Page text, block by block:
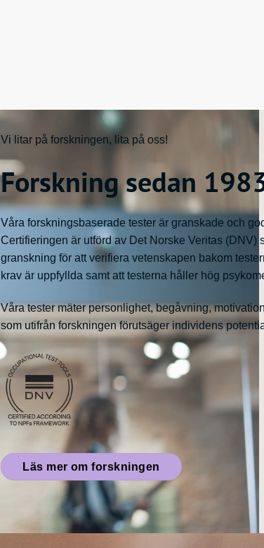
Vi litar på forskningen, lita på oss!
Forskning sedan
Våra forskningsbaserade tester är granskade och
Certifieringen är utförd av Det Norske Veritas (DNV)
granskning för att verifiera vetenskapen bakom
krav är uppfyllda samt att testerna håller hög
Våra tester mäter personlighet, begåvning,
som utifrån forskningen förutsäger individens
Läs mer om forskningen